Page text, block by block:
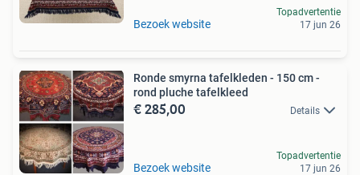
Bezoek website
Topadvertentie
17 jun 26
Ronde smyrna tafelkleden - 150 cm -
rond pluche tafelkleed
€ 285,00 Details
Bezoek website
Topadvertentie
17 jun 26